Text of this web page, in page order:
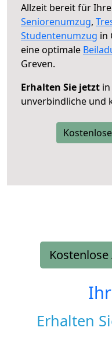
Allzeit bereit für
Seniorenumzug,
Studentenumzug in
eine optimale
Greven.
Erhalten Sie jetzt
unverbindliche und
Erhalten